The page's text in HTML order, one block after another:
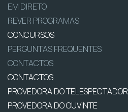
EM DIRETO
REVER PROGRAMAS
CONCURSOS
PERGUNTAS FREQUENTES
CONTACTOS
CONTACTOS
PROVEDORA DO TELESPECTADOR
PROVEDORA DO OUVINTE